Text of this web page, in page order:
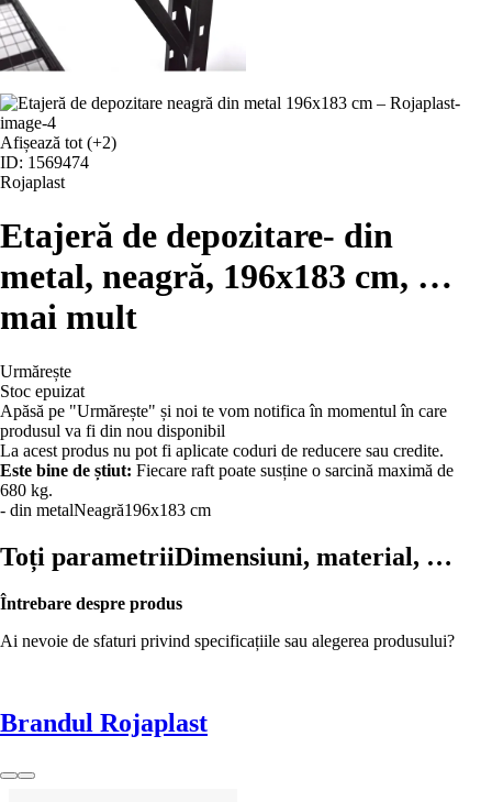
Afișează tot (+2)
ID: 1569474
Rojaplast
Etajeră de depozitare- din
metal, neagră, 196x183 cm, …
mai mult
Urmărește
Stoc epuizat
Apăsă pe "Urmărește" și noi te vom notifica în momentul în care
produsul va fi din nou disponibil
La acest produs nu pot fi aplicate coduri de reducere sau credite.
Este bine de știut: Fiecare raft poate susține o sarcină maximă de
680 kg.
- din metalNeagră196x183 cm
Toți parametriiDimensiuni, material, …
Întrebare despre produs
Ai nevoie de sfaturi privind specificațiile sau alegerea produsului?
Brandul Rojaplast